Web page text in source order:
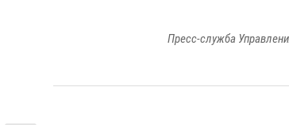
Пресс-служба